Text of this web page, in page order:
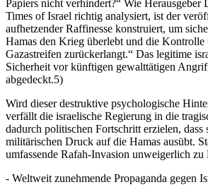
Papiers nicht verhindert?“ Wie
Times of Israel richtig analysiert, ist der
aufhetzender Raffinesse konstruiert, um
Hamas den Krieg überlebt und die Kontrolle
Gazastreifen zurückerlangt.“ Das legitime
Sicherheit vor künftigen gewalttätigen
abgedeckt.5)
Wird dieser destruktive psychologische
verfällt die israelische Regierung in die
dadurch politischen Fortschritt erzielen, dass
militärischen Druck auf die Hamas ausübt.
umfassende Rafah-Invasion unweigerlich zu
- Weltweit zunehmende Propaganda gegen